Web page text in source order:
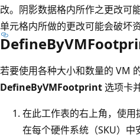
改。阴影数据格内所作之更改可
单元格内所做的更改可能会破坏
若要使用各种大小和数量的 VM
DefineByVMFootprint选项卡
在此工作表的右上角，使
在每个硬件系统（SKU）